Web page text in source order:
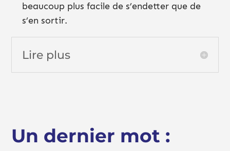
beaucoup plus facile de s’endetter que de
s’en sortir.
Lire plus
Un dernier mot :